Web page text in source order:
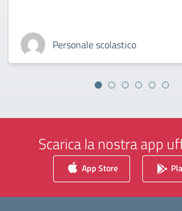
Personale scolastico
Scarica la nostra app
App Store